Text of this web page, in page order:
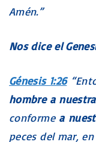
Amén.”
Nos dice el
Génesis 1:26
hombre a
conforme a
peces del mar,